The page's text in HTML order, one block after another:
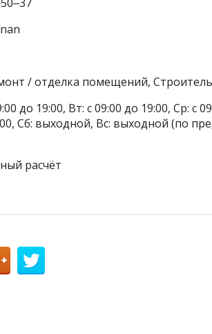
/ отделка помещений,
до 19:00, Вт: с 09:00 до 19:00, Ср: с
Сб: выходной, Вс: выходной (по
расчёт